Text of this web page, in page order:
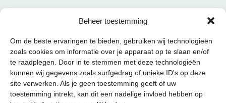
Beheer toestemming
Om de beste ervaringen te bieden, gebruiken wij technologieën
zoals cookies om informatie over je apparaat op te slaan en/of
te raadplegen. Door in te stemmen met deze technologieën
kunnen wij gegevens zoals surfgedrag of unieke ID's op deze
site verwerken. Als je geen toestemming geeft of uw
toestemming intrekt, kan dit een nadelige invloed hebben op
Copyright © 2020 marretwijnker.nl | Alle rechten voorbehouden.| Ontwerp en realisatie